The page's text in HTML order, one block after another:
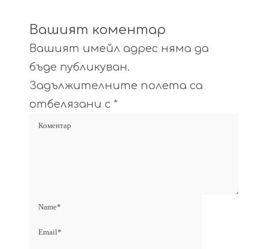
Вашият коментар
Вашият имейл адрес няма да
бъде публикуван.
Задължителните полета са
отбелязани с *